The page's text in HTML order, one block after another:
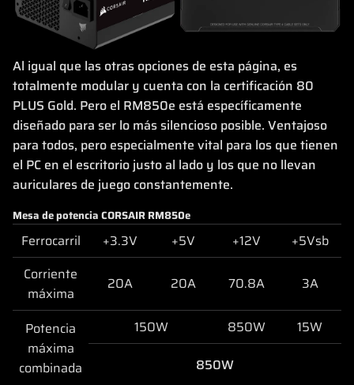
Al igual que las otras opciones de esta página, es
totalmente modular y cuenta con la certificación 80
PLUS Gold. Pero el RM850e está específicamente
diseñado para ser lo más silencioso posible. Ventajoso
para todos, pero especialmente vital para los que tienen
el PC en el escritorio justo al lado y los que no llevan
auriculares de juego constantemente.
Mesa de potencia CORSAIR RM850e
Ferrocarril +3.3V +5V +12V
+5Vsb
Corriente
máxima
20A 20A 70.8A 3A
Potencia
máxima
combinada
150W 850W
15W
850W